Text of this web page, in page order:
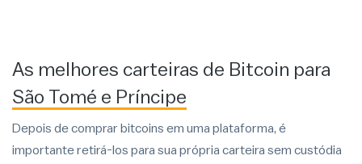
As melhores carteiras de Bitcoin para
São Tomé e Príncipe
Depois de comprar bitcoins em uma plataforma, é
importante retirá-los para sua própria carteira sem custódia